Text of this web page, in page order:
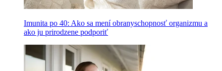
Imunita po 40: Ako sa mení obranyschopnosť organizmu a
ako ju prirodzene podporiť